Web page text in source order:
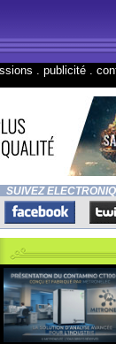
publicité
SUIVEZ